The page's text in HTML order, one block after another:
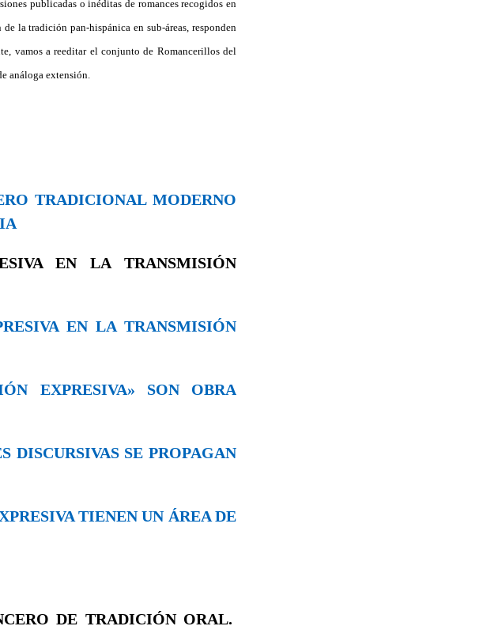
publicadas o inéditas de romances recogidos en
la tradición pan-hispánica en sub-áreas, responden
vamos a reeditar el conjunto de Romancerillos del
análoga extensión.
TRADICIONAL MODERNO
EN LA TRANSMISIÓN
EN LA TRANSMISIÓN
EXPRESIVA» SON OBRA
DISCURSIVAS SE PROPAGAN
TIENEN UN ÁREA DE
DE TRADICIÓN ORAL.